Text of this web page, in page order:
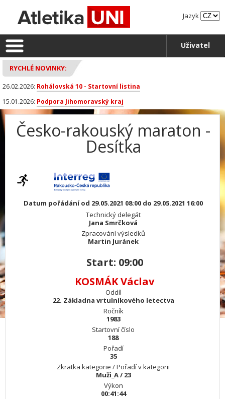
Jazyk
Uživatel
RYCHLÉ NOVINKY:
26.02.2026: Rohálovská 10 - Startovní listina
15.01.2026: Podpora Jihomoravský kraj
Česko-rakouský maraton -
Desítka
Datum pořádání od 29.05.2021 08:00 do 29.05.2021 16:00
Technický delegát
Jana Smrčková
Zpracování výsledků
Martin Juránek
Start: 09:00
KOSMÁK Václav
Oddíl
22. Základna vrtulníkového letectva
Ročník
1983
Startovní číslo
188
Pořadí
35
Zkratka kategorie / Pořadí v kategorii
Muži_A / 23
Výkon
00:41:44